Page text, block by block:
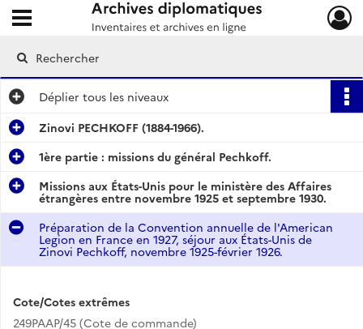
Archives diplomatiques
Ouvrir le menu déroulant
Déplier tous les niveaux
Zinovi PECHKOFF (1884-1966).
1ère partie : missions du général Pechkoff.
Missions aux États-Unis pour le ministère des Affaires
étrangères entre novembre 1925 et septembre 1930.
Préparation de la Convention annuelle de l'American
Legion en France en 1927, séjour aux États-Unis de
Zinovi Pechkoff, novembre 1925-février 1926.
Cote/Cotes extrêmes
249PAAP/45 (Cote de commande)